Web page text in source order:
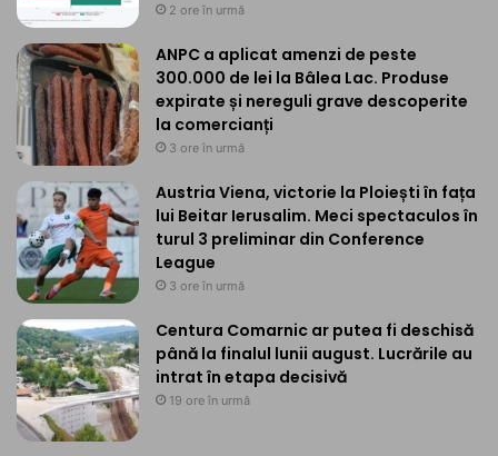
2 ore în urmă
ANPC a aplicat amenzi de peste
300.000 de lei la Bâlea Lac. Produse
expirate și nereguli grave descoperite
la comercianți
3 ore în urmă
Austria Viena, victorie la Ploiești în fața
lui Beitar Ierusalim. Meci spectaculos în
turul 3 preliminar din Conference
League
3 ore în urmă
Centura Comarnic ar putea fi deschisă
până la finalul lunii august. Lucrările au
intrat în etapa decisivă
19 ore în urmă